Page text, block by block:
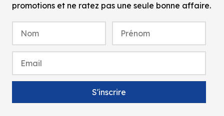
promotions et ne ratez pas une seule bonne affaire.